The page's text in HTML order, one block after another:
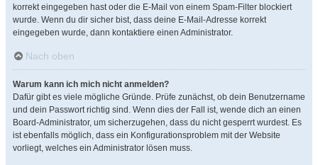
korrekt eingegeben hast oder die E-Mail von einem Spam-Filter blockiert
wurde. Wenn du dir sicher bist, dass deine E-Mail-Adresse korrekt
eingegeben wurde, dann kontaktiere einen Administrator.
Nach oben
Warum kann ich mich nicht anmelden?
Dafür gibt es viele mögliche Gründe. Prüfe zunächst, ob dein Benutzername
und dein Passwort richtig sind. Wenn dies der Fall ist, wende dich an einen
Board-Administrator, um sicherzugehen, dass du nicht gesperrt wurdest. Es
ist ebenfalls möglich, dass ein Konfigurationsproblem mit der Website
vorliegt, welches ein Administrator lösen muss.